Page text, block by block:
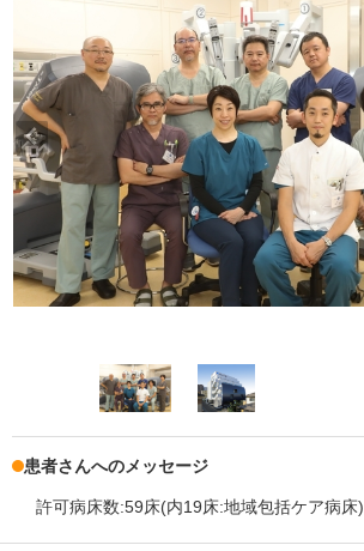
患者さんへのメッセージ
許可病床数:59床(内19床:地域包括ケア病床)